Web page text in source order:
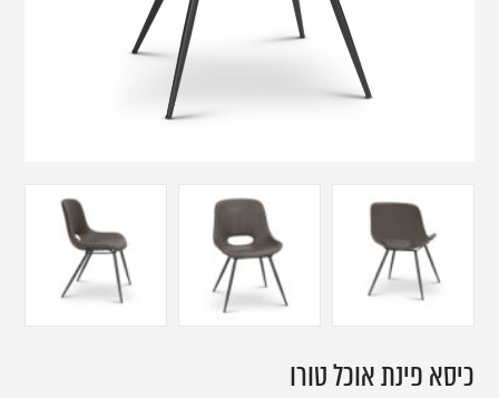
כיסא פינת אוכל טורו